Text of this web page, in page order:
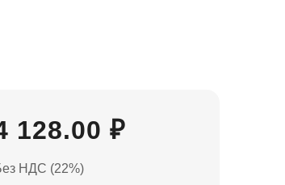
128.00 ₽
НДС (22%)